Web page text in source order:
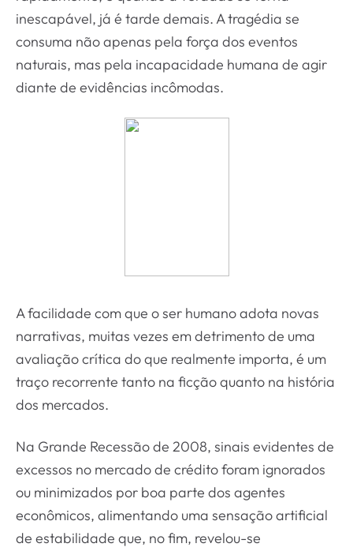
inescapável, já é tarde demais. A tragédia se
consuma não apenas pela força dos eventos
naturais, mas pela incapacidade humana de agir
diante de evidências incômodas.
A facilidade com que o ser humano adota novas
narrativas, muitas vezes em detrimento de uma
avaliação crítica do que realmente importa, é um
traço recorrente tanto na ficção quanto na história
dos mercados.
Na Grande Recessão de 2008, sinais evidentes de
excessos no mercado de crédito foram ignorados
ou minimizados por boa parte dos agentes
econômicos, alimentando uma sensação artificial
de estabilidade que, no fim, revelou-se